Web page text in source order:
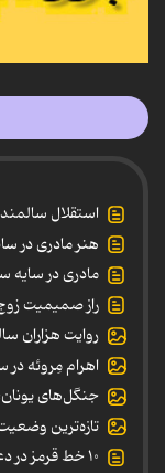
استقلال
هنر مادری در
مادری در سایه
راز صمیمیت
روایت هزاران
اهرام مِروئه
جنگل‌های
تازه‌ترین
۱۰ خط قرمز در دعوای همسران